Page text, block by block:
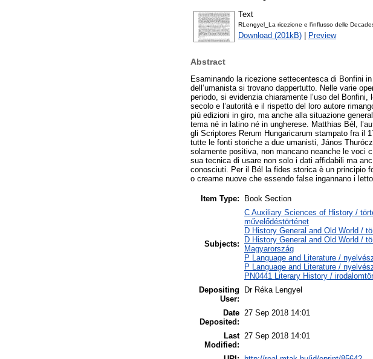
Text
RLengyel_La ricezione e l’influsso delle
Download (201kB) Preview
Abstract
Esaminando la ricezione settecentesca di Bonfini
dell’umanista si trovano dappertutto. Nelle varie
periodo, si evidenzia chiaramente l’uso del
secolo e l’autorità e il rispetto del loro autore
più edizioni in giro, ma anche alla situazione
tema né in latino né in ungherese. Matthias Bél,
gli Scriptores Rerum Hungaricarum stampato fra il
tutte le fonti storiche a due umanisti, János
solamente positiva, non mancano neanche le voci
sua tecnica di usare non solo i dati affidabili ma
conosciuti. Per il Bél la fides storica è un principio
o crearne nuove che essendo false ingannano i
Item Type: Book Section
Subjects:
C Auxiliary Sciences of History /
művelődéstörténet
D History General and Old World /
D History General and Old World /
Magyarország
P Language and Literature /
P Language and Literature /
PN0441 Literary History /
Depositing
User:
Dr Réka Lengyel
Date
Deposited:
27 Sep 2018 14:01
Last
Modified:
27 Sep 2018 14:01